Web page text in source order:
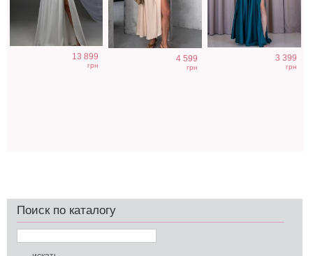
13 899
грн
4 599
грн
3 399
грн
Поиск по каталогу